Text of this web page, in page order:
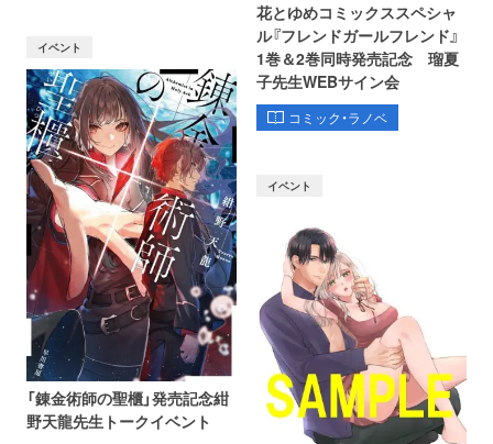
花とゆめコミックススペシャ
ル『フレンドガールフレンド』
1巻＆2巻同時発売記念 瑠夏
子先生WEBサイン会
コミック・ラノベ
イベント
「錬金術師の聖櫃」発売記念紺
野天龍先生トークイベント
イベント